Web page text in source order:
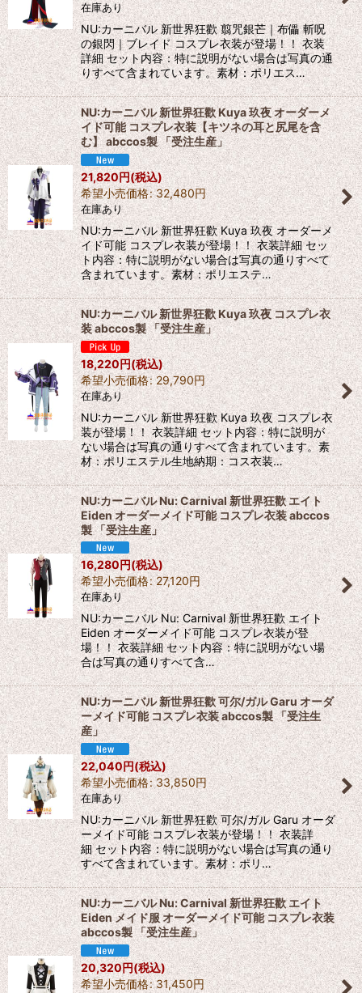
在庫あり
NU:カーニバル 新世界狂歡 翦咒銀芒｜布儡 斬呪
の銀閃｜ブレイド コスプレ衣装が登場！！ 衣装
詳細 セット内容：特に説明がない場合は写真の通
りすべて含まれています。素材：ポリエス…
NU:カーニバル 新世界狂歡 Kuya 玖夜 オーダーメ
イド可能 コスプレ衣装【キツネの耳と尻尾を含
む】 abccos製 「受注生産」
21,820円(税込)
希望小売価格: 32,480円
在庫あり
NU:カーニバル 新世界狂歡 Kuya 玖夜 オーダーメ
イド可能 コスプレ衣装が登場！！ 衣装詳細 セッ
ト内容：特に説明がない場合は写真の通りすべて
含まれています。素材：ポリエステ…
NU:カーニバル 新世界狂歡 Kuya 玖夜 コスプレ衣
装 abccos製 「受注生産」
18,220円(税込)
希望小売価格: 29,790円
在庫あり
NU:カーニバル 新世界狂歡 Kuya 玖夜 コスプレ衣
装が登場！！ 衣装詳細 セット内容：特に説明が
ない場合は写真の通りすべて含まれています。素
材：ポリエステル生地納期：コス衣装…
NU:カーニバル Nu: Carnival 新世界狂歡 エイト
Eiden オーダーメイド可能 コスプレ衣装 abccos
製 「受注生産」
16,280円(税込)
希望小売価格: 27,120円
在庫あり
NU:カーニバル Nu: Carnival 新世界狂歡 エイト
Eiden オーダーメイド可能 コスプレ衣装が登
場！！ 衣装詳細 セット内容：特に説明がない場
合は写真の通りすべて含…
NU:カーニバル 新世界狂歡 可尔/ガル Garu オーダ
ーメイド可能 コスプレ衣装 abccos製 「受注生
産」
22,040円(税込)
希望小売価格: 33,850円
在庫あり
NU:カーニバル 新世界狂歡 可尔/ガル Garu オーダ
ーメイド可能 コスプレ衣装が登場！！ 衣装詳
細 セット内容：特に説明がない場合は写真の通り
すべて含まれています。素材：ポリ…
NU:カーニバル Nu: Carnival 新世界狂歡 エイト
Eiden メイド服 オーダーメイド可能 コスプレ衣装
abccos製 「受注生産」
20,320円(税込)
希望小売価格: 31,450円